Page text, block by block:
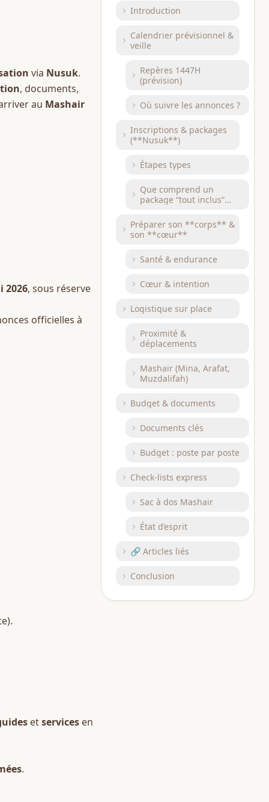
via Nusuk.
au Mashair
2026, sous réserve
officielles à
et services
.
logistique)
Introduction
Calendrier prévisionnel &
veille
Repères 1447H
(prévision)
Où suivre les annonces ?
Inscriptions & packages
(**Nusuk**)
Étapes types
Que comprend un
package “tout inclus”
Préparer son **corps** &
son **cœur**
Santé & endurance
Cœur & intention
Logistique sur place
Proximité &
déplacements
Mashair (Mina, Arafat,
Muzdalifah)
Budget & documents
Documents clés
Budget : poste par poste
Check-lists express
Sac à dos Mashair
État d’esprit
🔗 Articles liés
Conclusion